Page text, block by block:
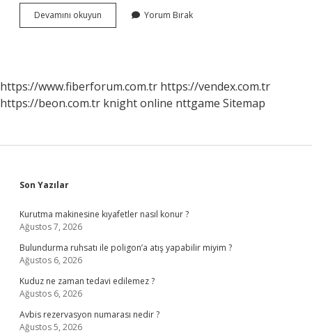
Devamını okuyun
Hacker
Yorum Bırak
https://www.fiberforum.com.tr https://vendex.com.tr
https://beon.com.tr knight online nttgame Sitemap
Sidebar
Son Yazılar
Kurutma makinesine kıyafetler nasıl konur ?
Ağustos 7, 2026
Bulundurma ruhsatı ile poligon’a atış yapabilir miyim ?
Ağustos 6, 2026
Kuduz ne zaman tedavi edilemez ?
Ağustos 6, 2026
Avbis rezervasyon numarası nedir ?
Ağustos 5, 2026